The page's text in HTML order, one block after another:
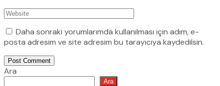
Daha sonraki yorumlarımda kullanılması için adım, e-
posta adresim ve site adresim bu tarayıcıya kaydedilsin.
Post Comment
Ara
Ara